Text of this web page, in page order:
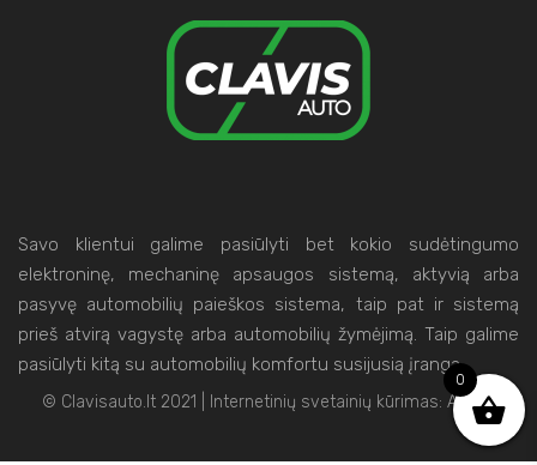
Savo klientui galime pasiūlyti bet kokio sudėtingumo
elektroninę, mechaninę apsaugos sistemą, aktyvią arba
pasyvę automobilių paieškos sistema, taip pat ir sistemą
prieš atvirą vagystę arba automobilių žymėjimą. Taip galime
pasiūlyti kitą su automobilių komfortu susijusią įrangą.
© Clavisauto.lt 2021 | Internetinių svetainių kūrimas: Artix.lt
0